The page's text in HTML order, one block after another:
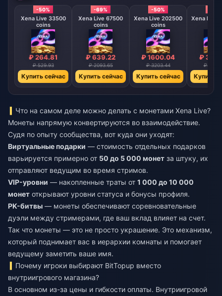
-50%
Xena Live 33500
coins
₽ 264.81
₽ 529.93
Купить сейчас
-69%
Xena Live 67500
coins
₽ 639.22
₽ 2093.65
Купить сейчас
-50%
Xena Live 202500
coins
₽ 1600.04
₽ 3203.44
Купить сейчас
Xena Live
₽
₽
Купить
Что на самом деле можно делать с монетами Xena Live?
Монеты напрямую конвертируются во взаимодействие.
Судя по опыту сообщества, вот куда они уходят:
Виртуальные подарки — стоимость отдельных подарков
варьируется примерно от 50 до 5 000 монет за штуку, их
отправляют ведущим во время стримов.
VIP-уровни — накопленные траты от 1 000 до 10 000
монет открывают уровни статуса и бонусы профиля.
PK-битвы — монеты обеспечивают соревновательные
дуэли между стримерами, где ваш вклад влияет на счет.
Так что монеты — это не просто украшение. Это механизм,
который поднимает вас в иерархии комнаты и помогает
ведущему заметить ваше имя.
Почему игроки выбирают BitTopup вместо
внутриигрового магазина?
В основном из-за цены и гибкости оплаты. Внутриигровой